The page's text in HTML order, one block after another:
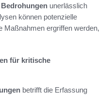
unerlässlich
können potenzielle
Maßnahmen ergriffen werden,
für kritische
betrifft die Erfassung